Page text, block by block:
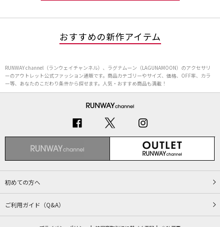
おすすめの新作アイテム
RUNWAY channel（ランウェイチャンネル）、ラグナムーン（LAGUNAMOON）のアクセサリ
ーのアウトレット公式ファッション通販です。商品カテゴリーやサイズ、価格、OFF率、カラ
ー等、あなたのこだわり条件から探せます。人気・おすすめ商品も満載！
初めての方へ
ご利用ガイド（Q&A）